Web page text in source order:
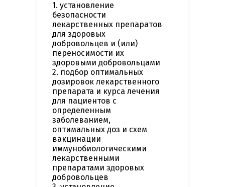
1. установление
безопасности
лекарственных препаратов
для здоровых
добровольцев и (или)
переносимости их
здоровыми добровольцами
2. подбор оптимальных
дозировок лекарственного
препарата и курса лечения
для пациентов с
определенным
заболеванием,
оптимальных доз и схем
вакцинации
иммунобиологическими
лекарственными
препаратами здоровых
добровольцев